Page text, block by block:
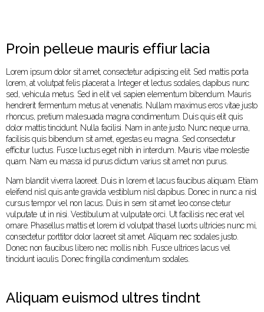
Proin pelleue mauris effiur lacia
Lorem ipsum dolor sit amet, consectetur adipiscing elit. Sed mattis porta
lorem, at volutpat felis placerat a. Integer et lectus sodales, dapibus nunc
sed, vehicula metus. Sed in elit vel sapien elementum bibendum. Mauris
hendrerit fermentum metus at venenatis. Nullam maximus eros vitae justo
rhoncus, pretium malesuada magna condimentum. Duis quis elit quis
dolor mattis tincidunt. Nulla facilisi. Nam in ante justo. Nunc neque urna,
facilisis quis bibendum sit amet, egestas eu magna. Sed consectetur
efficitur luctus. Fusce luctus eget nibh in interdum. Mauris vitae molestie
quam. Nam eu massa id purus dictum varius sit amet non purus.
Nam blandit viverra laoreet. Duis in lorem et lacus faucibus aliquam. Etiam
eleifend nisl quis ante gravida vestiblum nisl dapibus. Donec in nunc a nisl
cursus tempor vel non lacus. Duis in sem sit amet leo conse ctetur
vulputate ut in nisi. Vestibulum at vulputate orci. Ut facilisis nec erat vel
ornare. Phasellus mattis et lorem id volutpat thasel luorts ultricies nunc mi,
consectetur porttitor dolor laoreet sit amet. Aliquam nec sodales justo.
Donec non faucibus libero nec mollis nibh. Fusce ultrices lacus vel
tincidunt iaculis. Donec fringilla condimentum sodales.
Aliquam euismod ultres tindnt